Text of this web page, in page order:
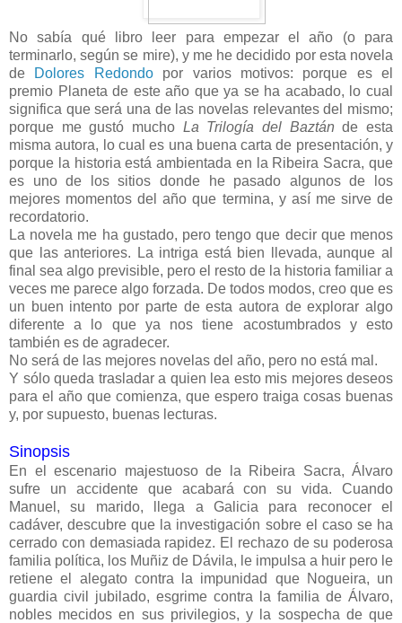
No sabía qué libro leer para empezar el año (o para
terminarlo, según se mire), y me he decidido por esta novela
de Dolores Redondopor varios motivos: porque es el
premio Planeta de este año que ya se ha acabado, lo cual
significa que será una de las novelas relevantes del mismo;
porque me gustó mucho La Trilogía del Baztán de esta
misma autora, lo cual es una buena carta de presentación, y
porque la historia está ambientada en la Ribeira Sacra, que
es uno de los sitios donde he pasado algunos de los
mejores momentos del año que termina, y así me sirve de
recordatorio.
La novela me ha gustado, pero tengo que decir que menos
que las anteriores. La intriga está bien llevada, aunque al
final sea algo previsible, pero el resto de la historia familiar a
veces me parece algo forzada. De todos modos, creo que es
un buen intento por parte de esta autora de explorar algo
diferente a lo que ya nos tiene acostumbrados y esto
también es de agradecer.
No será de las mejores novelas del año, pero no está mal.
Y sólo queda trasladar a quien lea esto mis mejores deseos
para el año que comienza, que espero traiga cosas buenas
y, por supuesto, buenas lecturas.
Sinopsis
En el escenario majestuoso de la Ribeira Sacra, Álvaro
sufre un accidente que acabará con su vida. Cuando
Manuel, su marido, llega a Galicia para reconocer el
cadáver, descubre que la investigación sobre el caso se ha
cerrado con demasiada rapidez. El rechazo de su poderosa
familia política, los Muñiz de Dávila, le impulsa a huir pero le
retiene el alegato contra la impunidad que Nogueira, un
guardia civil jubilado, esgrime contra la familia de Álvaro,
nobles mecidos en sus privilegios, y la sospecha de que